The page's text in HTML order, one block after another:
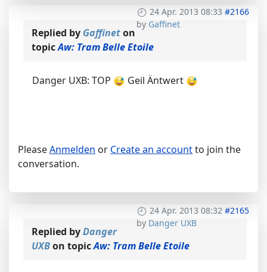
24 Apr. 2013 08:33 #2166
by Gaffinet
Replied by Gaffineton
topicAw: Tram Belle Etoile
Danger UXB: TOP Geil Äntwert
PleaseAnmelden or Create an accountto join the
conversation.
24 Apr. 2013 08:32 #2165
by Danger UXB
Replied byDanger
UXBon topicAw: Tram Belle Etoile